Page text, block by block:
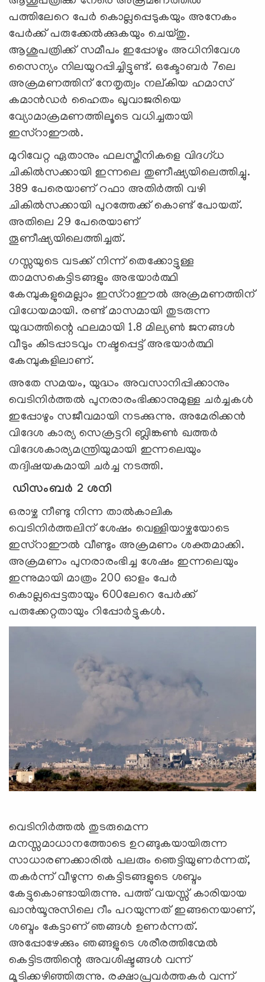
പത്തിലേറെ പേര്‍ കൊല്ലപ്പെടുകയും അനേകം
പേര്‍ക്ക് പരുക്കേല്‍ക്കുകയും ചെയ്തു.
ആശുപത്രിക്ക് സമീപം ഇപ്പോഴും അധിനിവേശ
സൈന്യം നിലയുറപ്പിച്ചിട്ടുണ്ട്. ഒക്ടോബര്‍ 7ലെ
അക്രമണത്തിന് നേതൃത്വം നല്കിയ ഹമാസ്
കമാന്‍ഡര്‍ ഹൈതം ഖുവാജരിയെ
വ്യോമാക്രമണത്തിലൂടെ വധിച്ചതായി
ഇസ്റാഈല്‍.
മുറിവേറ്റ ഏതാനും ഫലസ്തീനികളെ വിദഗ്ധ
ചികില്‍സക്കായി ഇന്നലെ തുണീഷ്യയിലെത്തിച്ചു.
389 പേരെയാണ് റഫാ അതിര്‍ത്തി വഴി
ചികില്‍സക്കായി പുറത്തേക്ക് കൊണ്ട് പോയത്.
അതിലെ 29 പേരെയാണ്
തൂണീഷ്യയിലെത്തിച്ചത്.
ഗസ്സയുടെ വടക്ക് നിന്ന് തെക്കോട്ടുള്ള
താമസകെട്ടിടങ്ങളും അഭയാര്‍ത്ഥി
കേമ്പുകളുമെല്ലാം ഇസ്റാഈല്‍ അക്രമണത്തിന്
വിധേയമായി. രണ്ട് മാസമായി തുടരുന്ന
യുദ്ധത്തിന്റെ ഫലമായി 1.8 മില്യണ്‍ ജനങ്ങള്‍
വീടും കിടപ്പാടവും നഷ്ടപ്പെട്ട് അഭയാര്‍ത്ഥി
കേമ്പുകളിലാണ്.
അതേ സമയം, യുദ്ധം അവസാനിപ്പിക്കാനും
വെടിനിര്‍ത്തല്‍ പുനരാരംഭിക്കാനുമുള്ള ചര്‍ച്ചകള്‍
ഇപ്പോഴും സജീവമായി നടക്കുന്നു. അമേരിക്കന്‍
വിദേശ കാര്യ സെക്രട്ടറി ബ്ലിങ്കണ്‍ ഖത്തര്‍
വിദേശകാര്യമന്ത്രിയുമായി ഇന്നലെയും
തദ്വിഷയകമായി ചര്‍ച്ച നടത്തി.
ഡിസംബർ 2 ശനി
ഒരാഴ്ച നീണ്ടു നിന്ന താല്‍കാലിക
വെടിനിര്‍ത്തലിന് ശേഷം വെള്ളിയാഴ്ചയോടെ
ഇസ്റാഈല്‍ വീണ്ടും അക്രമണം ശക്തമാക്കി.
അക്രമണം പുനരാരംഭിച്ച ശേഷം ഇന്നലെയും
ഇന്നുമായി മാത്രം 200 ഓളം പേര്‍
കൊല്ലപ്പെട്ടതായും 600ലേറെ പേര്‍ക്ക്
പരുക്കേറ്റതായും റിപ്പോര്‍ട്ടുകള്‍.
വെടിനിര്‍ത്തല്‍ തുടരുമെന്ന
മനസ്സമാധാനത്തോടെ ഉറങ്ങുകയായിരുന്ന
സാധാരണക്കാരില്‍ പലരും ഞെട്ടിയുണര്‍ന്നത്,
തകര്‍ന്ന് വീഴുന്ന കെട്ടിടങ്ങളുടെ ശബ്ദം
കേട്ടുകൊണ്ടായിരുന്നു. പത്ത് വയസ്സ് കാരിയായ
ഖാന്‍യൂനുസിലെ റീം പറയുന്നത് ഇങ്ങനെയാണ്,
ശബ്ദം കേട്ടാണ് ഞങ്ങള്‍ ഉണര്‍ന്നത്.
അപ്പോഴേക്കും ഞങ്ങളുടെ ശരീരത്തിന്മേല്‍
കെട്ടിടത്തിന്റെ അവശിഷ്ടങ്ങള്‍ വന്ന്
മൂടിക്കഴിഞ്ഞിരുന്നു. രക്ഷാപ്രവര്‍ത്തകര്‍ വന്ന്